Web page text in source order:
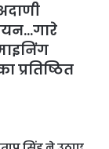
प्रतिष्ठित